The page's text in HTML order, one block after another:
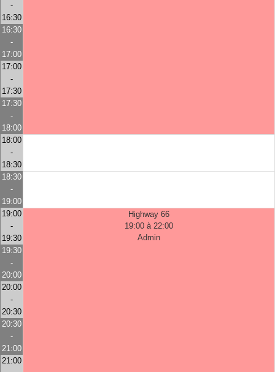
-
16:30
16:30
-
17:00
17:00
-
17:30
17:30
-
18:00
18:00
-
18:30
18:30
-
19:00
19:00
-
19:30
Highway 66
19:00 à 22:00
Admin
19:30
-
20:00
20:00
-
20:30
20:30
-
21:00
21:00